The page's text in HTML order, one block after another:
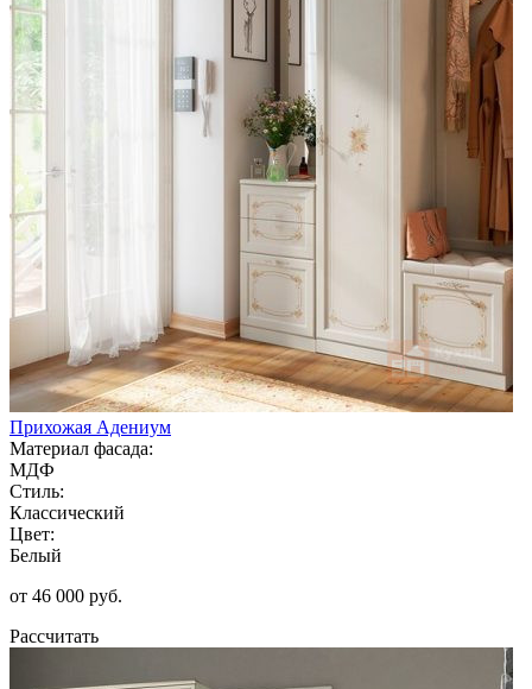
Прихожая Адениум
Материал фасада:
МДФ
Стиль:
Классический
Цвет:
Белый
от 46 000 руб.
Рассчитать